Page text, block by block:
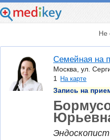
Не
Семейная на
Москва, ул.
1
На карте
Запись на
Эндоскопист